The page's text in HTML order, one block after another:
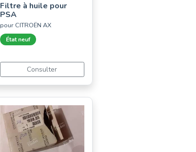
Filtre à huile pour
PSA
pour CITROËN AX
État neuf
Consulter